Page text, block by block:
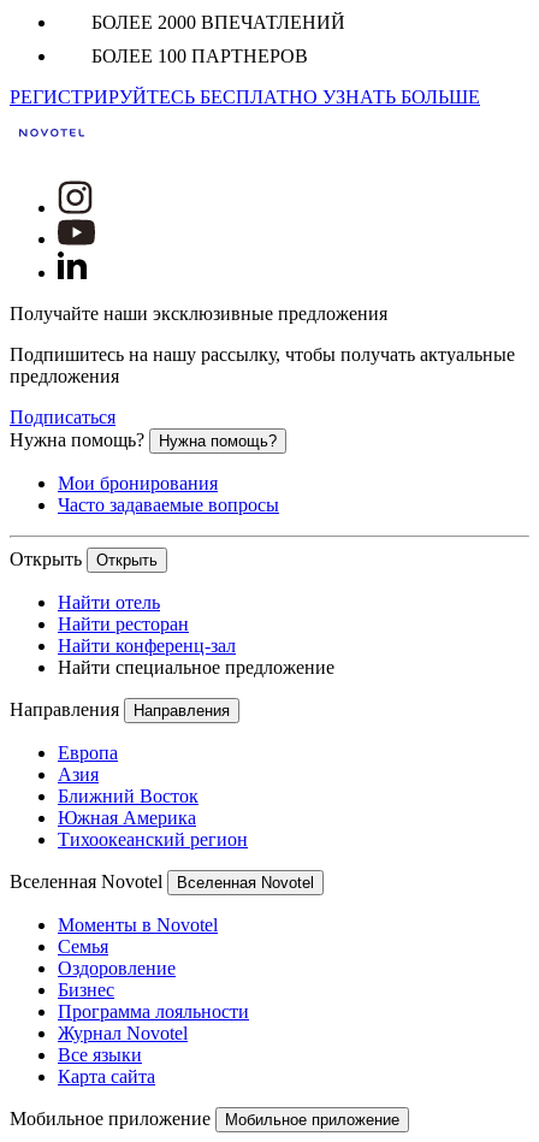
БОЛЕЕ 2000 ВПЕЧАТЛЕНИЙ
БОЛЕЕ 100 ПАРТНЕРОВ
РЕГИСТРИРУЙТЕСЬ БЕСПЛАТНО УЗНАТЬ БОЛЬШЕ
Получайте наши эксклюзивные предложения
Подпишитесь на нашу рассылку, чтобы получать актуальные
предложения
Подписаться
Нужна помощь?
Нужна помощь?
Мои бронирования
Часто задаваемые вопросы
Открыть Открыть
Найти отель
Найти ресторан
Найти конференц-зал
Найти специальное предложение
Направления Направления
Европа
Азия
Ближний Восток
Южная Америка
Тихоокеанский регион
Вселенная Novotel Вселенная Novotel
Моменты в Novotel
Семья
Оздоровление
Бизнес
Программа лояльности
Журнал Novotel
Все языки
Карта сайта
Мобильное приложение Мобильное приложение